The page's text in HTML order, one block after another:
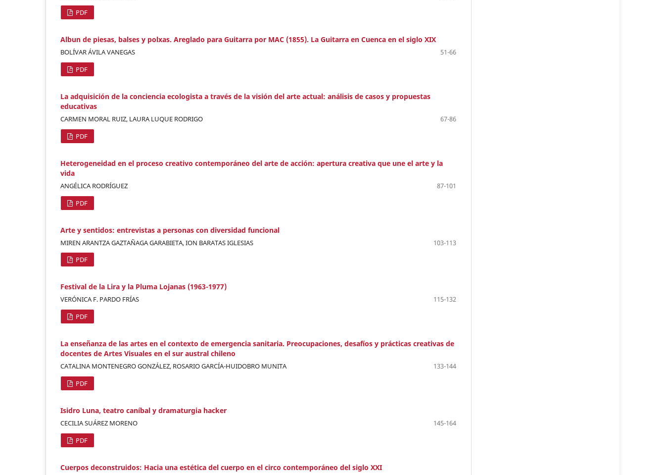
PDF
Albun de piesas, balses y polxas. Areglado para Guitarra por MAC (1855). La Guitarra en Cuenca en el siglo XIX
BOLÍVAR ÁVILA VANEGAS
51-66
PDF
La adquisición de la conciencia ecologista a través de la visión del arte actual: análisis de casos y propuestas
educativas
CARMEN MORAL RUIZ, LAURA LUQUE RODRIGO
67-86
PDF
Heterogeneidad en el proceso creativo contemporáneo del arte de acción: apertura creativa que une el arte y la
vida
ANGÉLICA RODRÍGUEZ
87-101
PDF
Arte y sentidos: entrevistas a personas con diversidad funcional
MIREN ARANTZA GAZTAÑAGA GARABIETA, ION BARATAS IGLESIAS
103-113
PDF
Festival de la Lira y la Pluma Lojanas (1963-1977)
VERÓNICA F. PARDO FRÍAS
115-132
PDF
La enseñanza de las artes en el contexto de emergencia sanitaria. Preocupaciones, desafíos y prácticas creativas de
docentes de Artes Visuales en el sur austral chileno
CATALINA MONTENEGRO GONZÁLEZ, ROSARIO GARCÍA-HUIDOBRO MUNITA
133-144
PDF
Isidro Luna, teatro caníbal y dramaturgia hacker
CECILIA SUÁREZ MORENO
145-164
PDF
Cuerpos deconstruidos: Hacia una estética del cuerpo en el circo contemporáneo del siglo XXI